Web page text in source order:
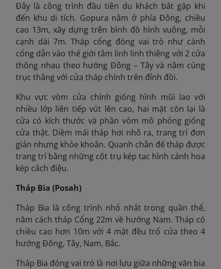
Đây là công trình đầu tiên du khách bắt gặp khi
đến khu di tích. Gopura nằm ở phía Đông, chiều
cao 13m, xây dựng trên bình đồ hình vuông, mỗi
cạnh dài 7m. Tháp cổng đóng vai trò như cánh
cổng dẫn vào thế giới tâm linh linh thiêng với 2 cửa
thông nhau theo hướng Đông – Tây và nằm cùng
trục thẳng với cửa tháp chính trên đỉnh đồi.
Khu vực vòm cửa chính giống hình mũi lao với
nhiều lớp liên tiếp vút lên cao, hai mặt còn lại là
cửa có kích thước và phần vòm mô phỏng giống
cửa thật. Diềm mái tháp hơi nhô ra, trang trí đơn
giản nhưng khỏe khoắn. Quanh chân đế tháp được
trang trí bằng những cột trụ kép tạc hình cánh hoa
kép cách điệu.
Tháp Bia (Posah)
Tháp Bia là công trình nhỏ nhất trong quần thể,
nằm cách tháp Cổng 22m về hướng Nam. Tháp có
chiều cao hơn 10m với 4 mặt đều trổ cửa theo 4
hướng Đông, Tây, Nam, Bắc.
Tháp Bia đóng vai trò là nơi lưu giữa những văn bia